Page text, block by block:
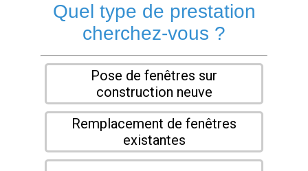
Quel type de prestation
cherchez-vous ?
Pose de fenêtres sur
construction neuve
Remplacement de fenêtres
existantes